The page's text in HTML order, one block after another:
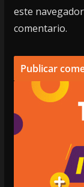
este
comentario.